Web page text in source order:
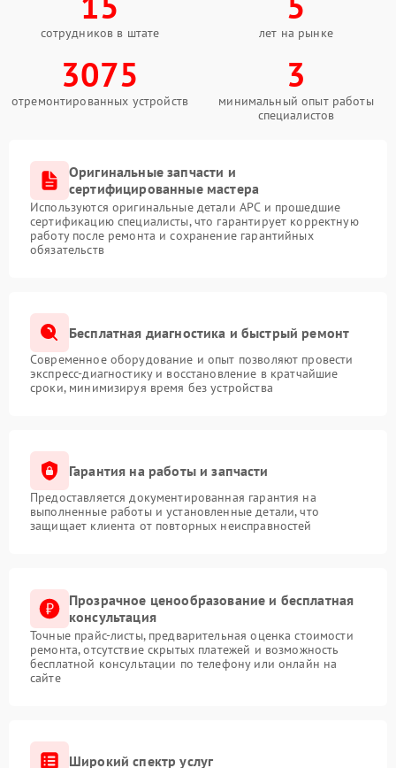
сотрудников в штате лет на рынке
3075
отремонтированных устройств
3
минимальный опыт работы
специалистов
Оригинальные запчасти и
сертифицированные мастера
Используются оригинальные детали APC и прошедшие
сертификацию специалисты, что гарантирует корректную
работу после ремонта и сохранение гарантийных
обязательств
Бесплатная диагностика и быстрый ремонт
Современное оборудование и опыт позволяют провести
экспресс-диагностику и восстановление в кратчайшие
сроки, минимизируя время без устройства
Гарантия на работы и запчасти
Предоставляется документированная гарантия на
выполненные работы и установленные детали, что
защищает клиента от повторных неисправностей
Прозрачное ценообразование и бесплатная
консультация
Точные прайс-листы, предварительная оценка стоимости
ремонта, отсутствие скрытых платежей и возможность
бесплатной консультации по телефону или онлайн на
сайте
Широкий спектр услуг